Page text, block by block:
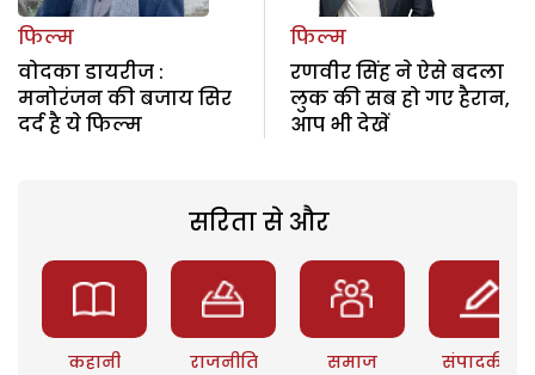
फिल्म
वोदका डायरीज :
मनोरंजन की बजाय सिर
दर्द है ये फिल्म
फिल्म
रणवीर सिंह ने ऐसे बदला
लुक की सब हो गए हैरान,
आप भी देखें
सरिता से और
कहानी राजनीति समाज संपादकीय